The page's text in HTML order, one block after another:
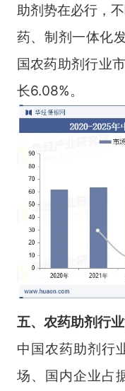
助剂势在必行，
药、制剂一体化
国农药助剂行业
长6.08%。
五、 农药助剂行业
中国农药助剂行
场、国内企业占